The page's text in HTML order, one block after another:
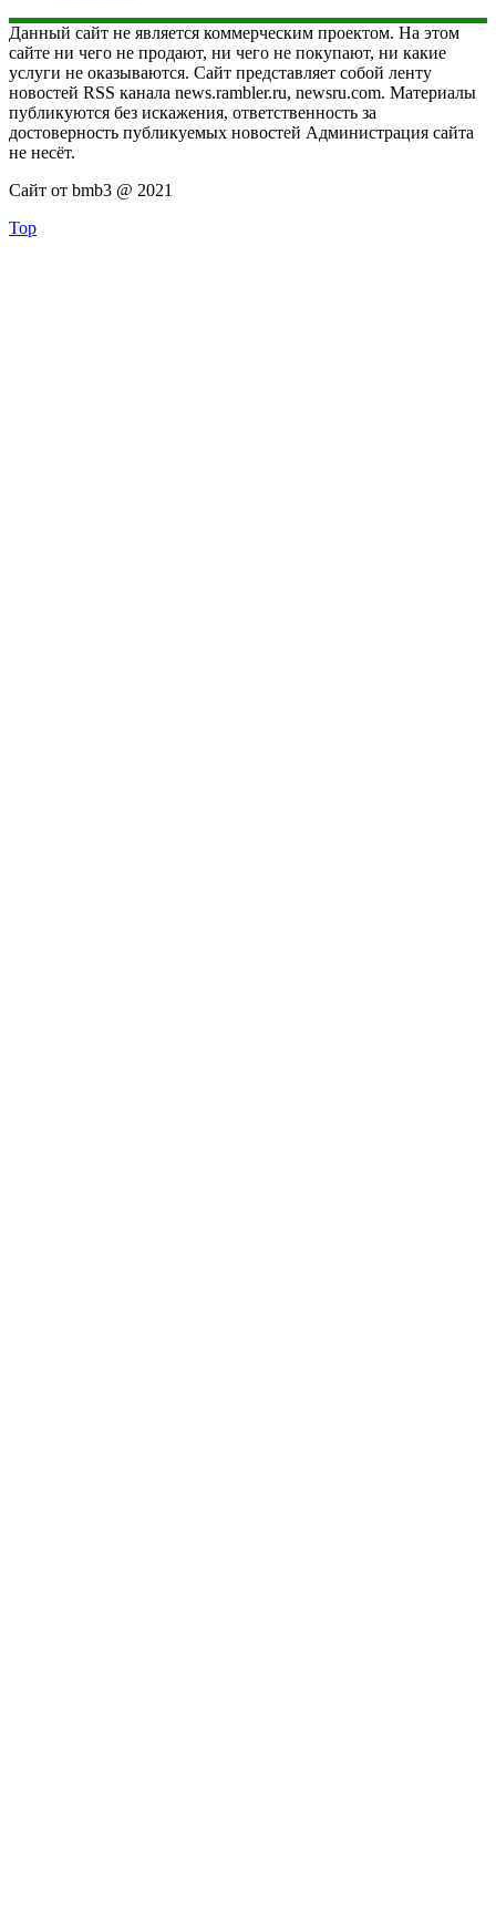
Данный сайт не является коммерческим проектом. На этом
сайте ни чего не продают, ни чего не покупают, ни какие
услуги не оказываются. Сайт представляет собой ленту
новостей RSS канала news.rambler.ru, newsru.com. Материалы
публикуются без искажения, ответственность за
достоверность публикуемых новостей Администрация сайта
не несёт.
Сайт от bmb3 @ 2021
Top